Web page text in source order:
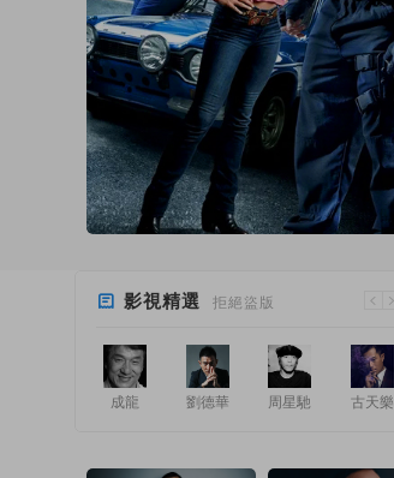
影視精選 拒絕盜版
成龍 劉德華 周星馳 古天樂